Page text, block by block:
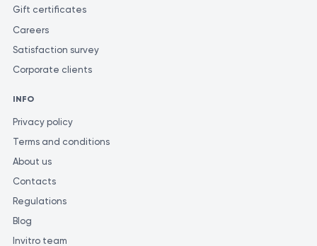
Gift certificates
Careers
Satisfaction survey
Corporate clients
INFO
Privacy policy
Terms and conditions
About us
Contacts
Regulations
Blog
Invitro team